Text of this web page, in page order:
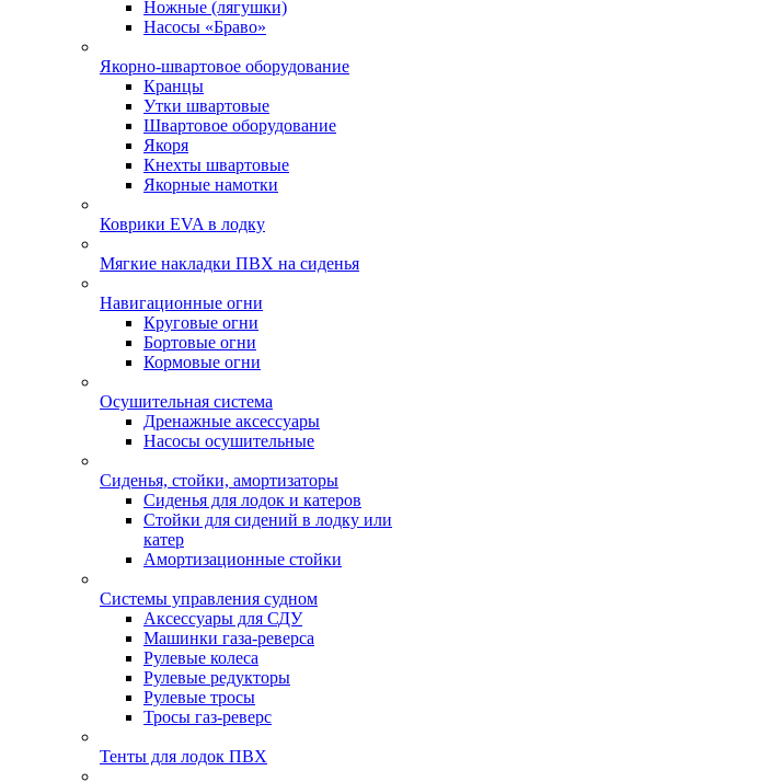
Ножные (лягушки)
Насосы «Браво»
Якорно-швартовое оборудование
Кранцы
Утки швартовые
Швартовое оборудование
Якоря
Кнехты швартовые
Якорные намотки
Коврики EVA в лодку
Мягкие накладки ПВХ на сиденья
Навигационные огни
Круговые огни
Бортовые огни
Кормовые огни
Осушительная система
Дренажные аксессуары
Насосы осушительные
Сиденья, стойки, амортизаторы
Сиденья для лодок и катеров
Стойки для сидений в лодку или
катер
Амортизационные стойки
Системы управления судном
Аксессуары для СДУ
Машинки газа-реверса
Рулевые колеса
Рулевые редукторы
Рулевые тросы
Тросы газ-реверс
Тенты для лодок ПВХ